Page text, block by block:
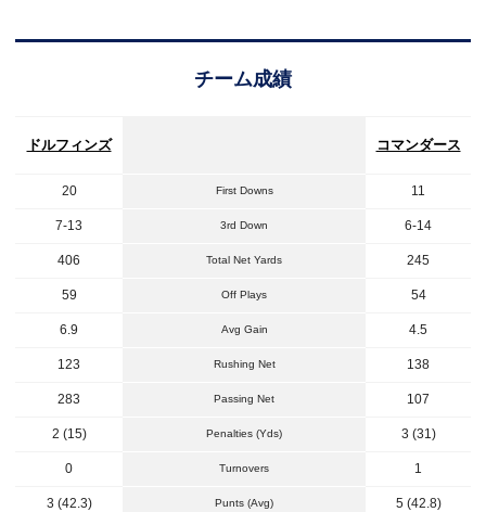
チーム成績
ドルフィンズ コマンダース
20 First Downs 11
7-13 3rd Down 6-14
406 Total Net Yards 245
59 Off Plays 54
6.9 Avg Gain 4.5
123 Rushing Net 138
283 Passing Net 107
2 (15) Penalties (Yds) 3 (31)
0 Turnovers 1
3 (42.3) Punts (Avg) 5 (42.8)